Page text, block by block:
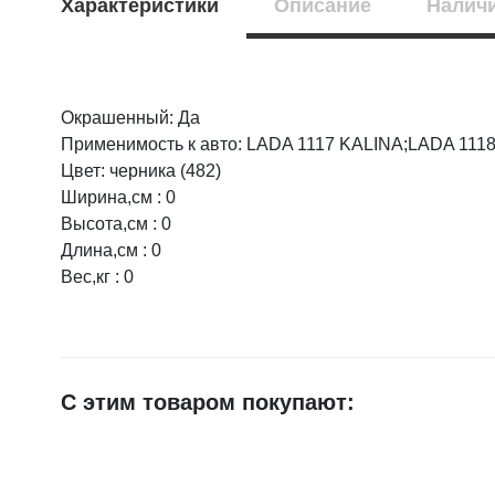
Характеристики Описание
Окрашенный: Да
Применимость к авто: LADA 1117 KALINA;LADA
Цвет: черника (482)
Ширина,см : 0
Высота,см : 0
Длина,см : 0
Вес,кг : 0
НАЛИЧИЕ СРОК
1 шт.
Оцените товар:
Ваше имя
E-mail
С этим товаром покупают: